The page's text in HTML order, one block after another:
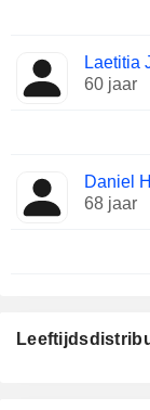
Laetitia
60 jaar
Daniel
68 jaar